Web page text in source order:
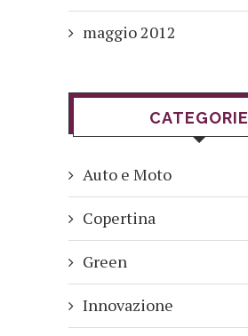
maggio 2012
CATEGORIE
Auto e Moto
Copertina
Green
Innovazione